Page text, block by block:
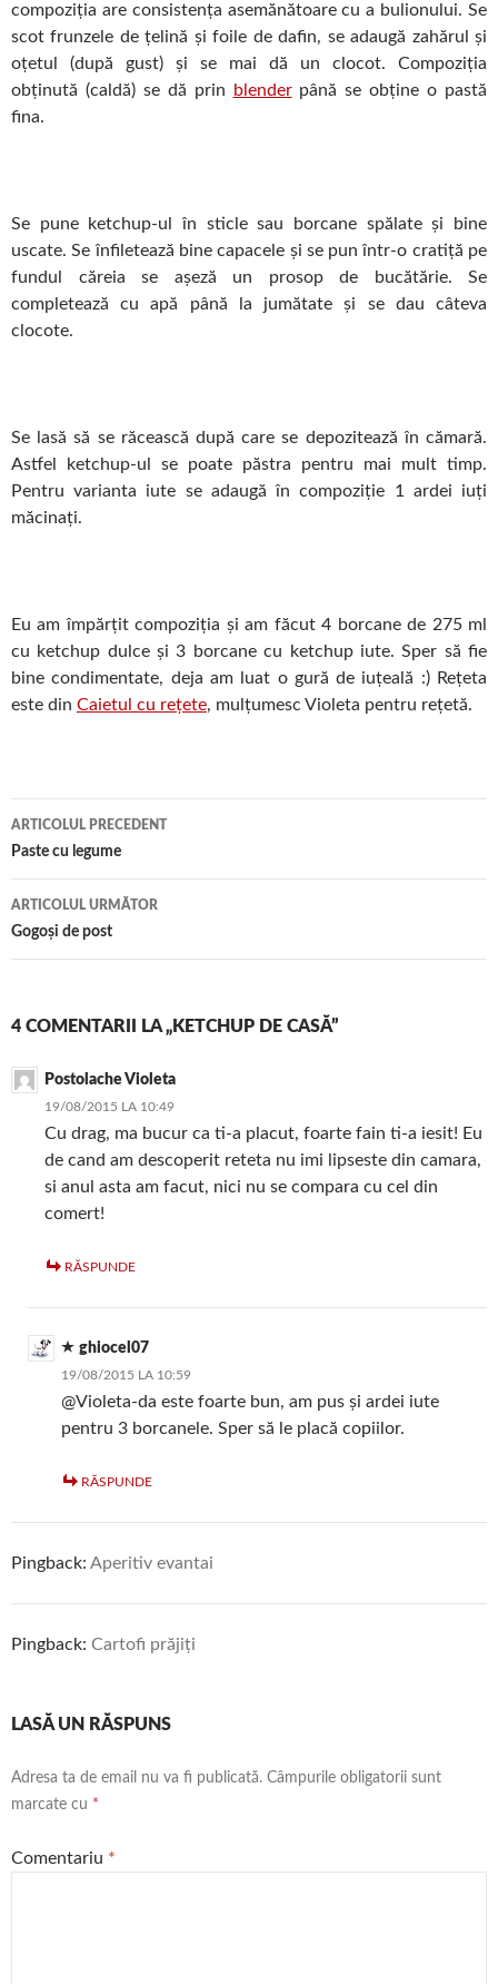
compoziția are consistența asemănătoare cu a bulionului. Se
scot frunzele de țelină și foile de dafin, se adaugă zahărul și
oțetul (după gust) și se mai dă un clocot. Compoziția
obținută (caldă) se dă prin
blenderpână se obține o pastă
fina.
Se pune ketchup-ul în sticle sau borcane spălate și bine
uscate. Se înfiletează bine capacele și se pun într-o cratiță pe
fundul căreia se așeză un prosop de bucătărie. Se
completează cu apă până la jumătate și se dau câteva
clocote.
Se lasă să se răcească după care se depozitează în cămară.
Astfel ketchup-ul se poate păstra pentru mai mult timp.
Pentru varianta iute se adaugă în compoziție 1 ardei iuți
măcinați.
Eu am împărțit compoziția și am făcut 4 borcane de 275 ml
cu ketchup dulce și 3 borcane cu ketchup iute. Sper să fie
bine condimentate, deja am luat o gură de iuțeală :) Rețeta
este din Caietul cu rețete, mulțumesc Violeta pentru rețetă.
Navigare
în
articol
ARTICOLUL PRECEDENT
Paste cu legume
ARTICOLUL URMĂTOR
Gogoși de post
4 COMENTARII LA „KETCHUP DE CASĂ”
Postolache Violeta
19/08/2015 LA 10:49
Cu drag, ma bucur ca ti-a placut, foarte fain ti-a iesit! Eu
de cand am descoperit reteta nu imi lipseste din camara,
si anul asta am facut, nici nu se compara cu cel din
comert!
RĂSPUNDE
ghiocel07
19/08/2015 LA 10:59
@Violeta-da este foarte bun, am pus și ardei iute
pentru 3 borcanele. Sper să le placă copiilor.
RĂSPUNDE
Pingback: Aperitiv evantai
Pingback: Cartofi prăjiți
LASĂ UN RĂSPUNS
Adresa ta de email nu va fi publicată. Câmpurile obligatorii sunt
marcate cu *
Comentariu *